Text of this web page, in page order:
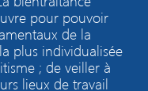
pour pouvoir
de la
plus individualisée
; de veiller à
lieux de travail